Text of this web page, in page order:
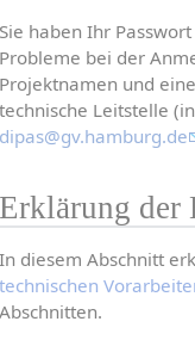
Sie haben Ihr
Probleme bei der
Projektnamen und
technische Leitstelle
dipas@gv.hamburg.de
Erklärung der
In diesem Abschnitt
technischen
Abschnitten.